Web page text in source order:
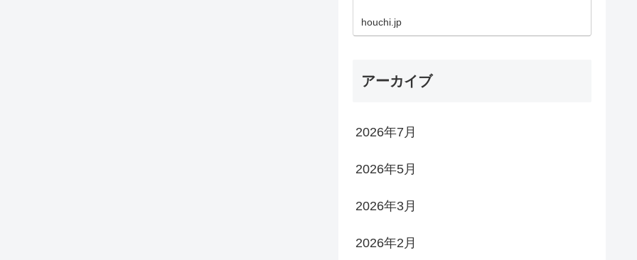
houchi.jp
アーカイブ
2026年7月
2026年5月
2026年3月
2026年2月